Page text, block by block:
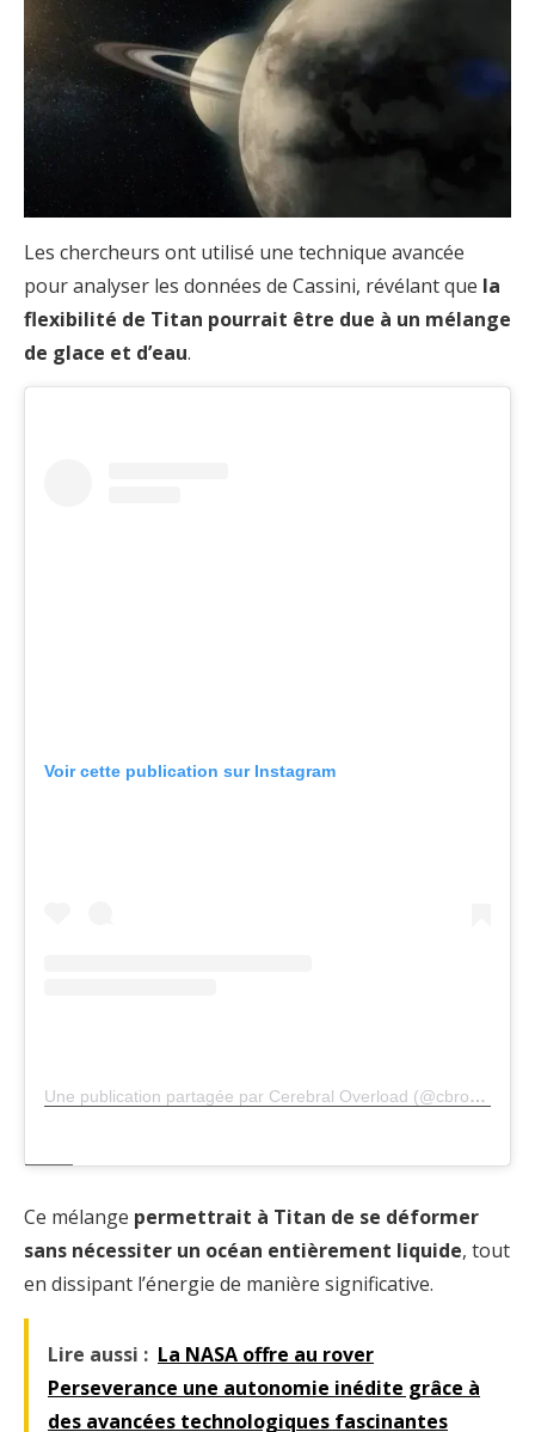
Les chercheurs ont utilisé une technique avancée
pour analyser les données de Cassini, révélant que la
flexibilité de Titan pourrait être due à un mélange
de glace et d’eau.
Voir cette publication sur Instagram
Une publication partagée par Cerebral Overload (@cbrovld)
Ce mélange permettrait à Titan de se déformer
sans nécessiter un océan entièrement liquide, tout
en dissipant l’énergie de manière significative.
Lire aussi : La NASA offre au rover
Perseverance une autonomie inédite grâce à
des avancées technologiques fascinantes